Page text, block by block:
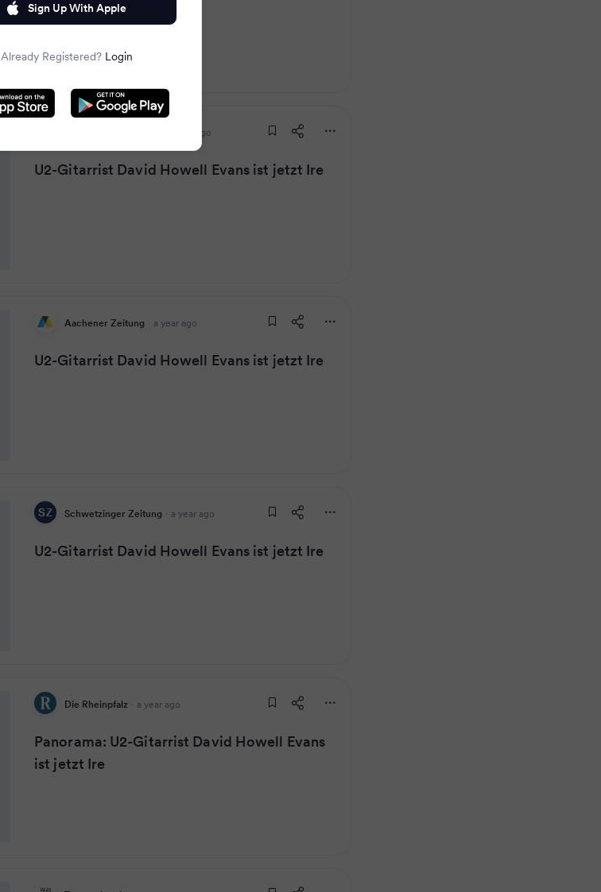
a year ago
U2-Gitarrist David Howell Evans ist jetzt Ire
Aachener Zeitung · a year ago
U2-Gitarrist David Howell Evans ist jetzt Ire
Schwetzinger Zeitung · a year ago
U2-Gitarrist David Howell Evans ist jetzt Ire
Die Rheinpfalz · a year ago
Panorama: U2-Gitarrist David Howell Evans
ist jetzt Ire
Sign Up With Apple
Already Registered? Login